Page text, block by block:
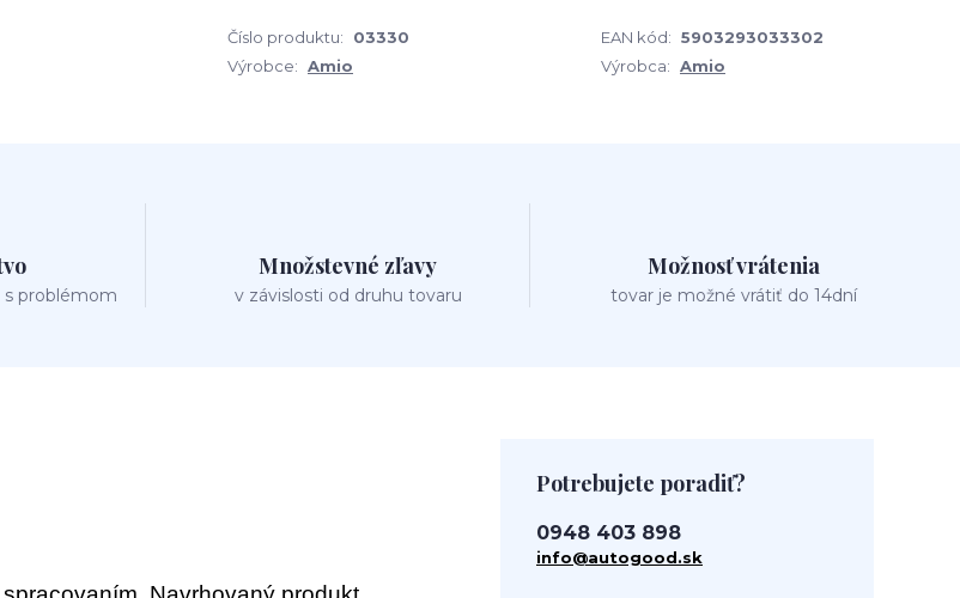
Číslo produktu: 03330 EAN kód: 5903293033302
Výrobce: Amio Výrobca: Amio
s problémom
Množstevné zľavy
v závislosti od druhu tovaru
Možnosť vrátenia
tovar je možné vrátiť do 14dní
Potrebujete poradiť?
0948 403 898
info@autogood.sk